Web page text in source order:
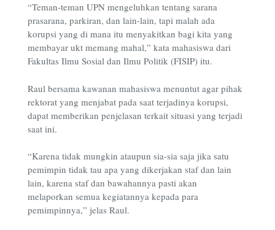
“Teman-teman UPN mengeluhkan tentang sarana
prasarana, parkiran, dan lain-lain, tapi malah ada
korupsi yang di mana itu menyakitkan bagi kita yang
membayar ukt memang mahal,” kata mahasiswa dari
Fakultas Ilmu Sosial dan Ilmu Politik (FISIP) itu.
Raul bersama kawanan mahasiswa menuntut agar pihak
rektorat yang menjabat pada saat terjadinya korupsi,
dapat memberikan penjelasan terkait situasi yang terjadi
saat ini.
“Karena tidak mungkin ataupun sia-sia saja jika satu
pemimpin tidak tau apa yang dikerjakan staf dan lain
lain, karena staf dan bawahannya pasti akan
melaporkan semua kegiatannya kepada para
pemimpinnya,” jelas Raul.